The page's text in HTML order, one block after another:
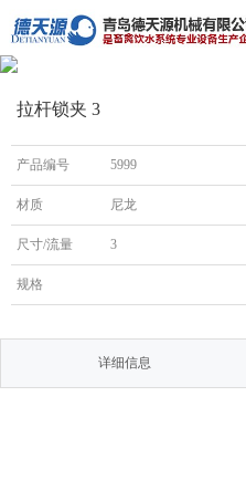
拉杆锁夹 3
产品编号 5999
材质 尼龙
尺寸/流量 3
规格
详细信息